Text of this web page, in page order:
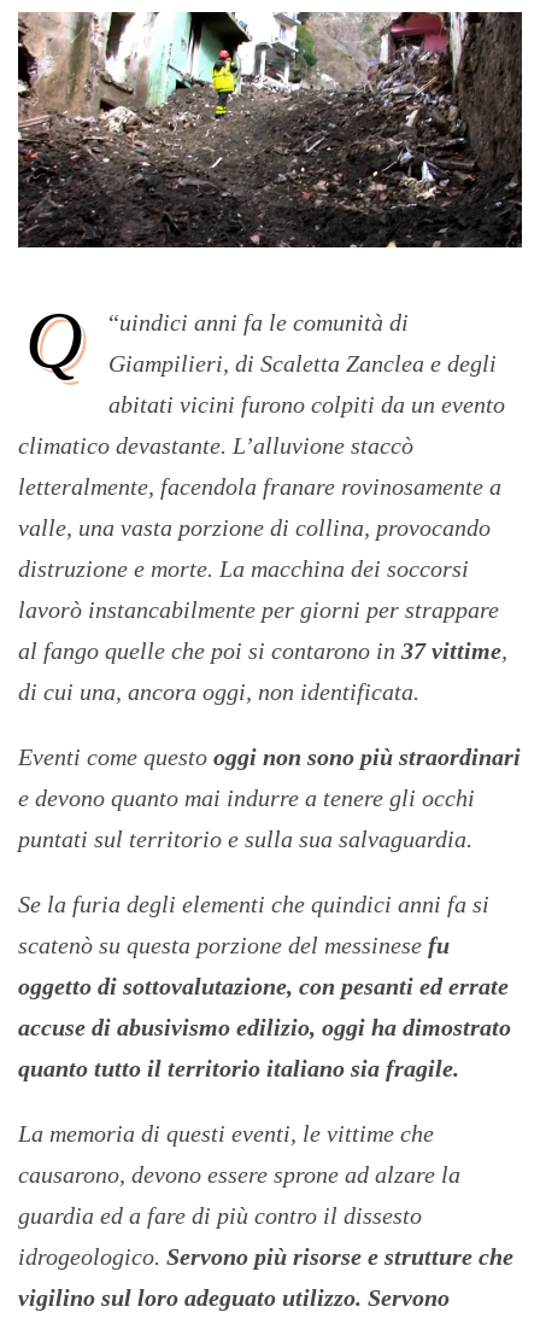
“
Q
uindici anni fa le comunità di
Giampilieri, di Scaletta Zanclea e degli
abitati vicini furono colpiti da un evento
climatico devastante. L’alluvione staccò
letteralmente, facendola franare rovinosamente a
valle, una vasta porzione di collina, provocando
distruzione e morte. La macchina dei soccorsi
lavorò instancabilmente per giorni per strappare
al fango quelle che poi si contarono in 37 vittime,
di cui una, ancora oggi, non identificata.
Eventi come questo oggi non sono più straordinari
e devono quanto mai indurre a tenere gli occhi
puntati sul territorio e sulla sua salvaguardia.
Se la furia degli elementi che quindici anni fa si
scatenò su questa porzione del messinese fu
oggetto di sottovalutazione, con pesanti ed errate
accuse di abusivismo edilizio, oggi ha dimostrato
quanto tutto il territorio italiano sia fragile.
La memoria di questi eventi, le vittime che
causarono, devono essere sprone ad alzare la
guardia ed a fare di più contro il dissesto
idrogeologico. Servono più risorse e strutture che
vigilino sul loro adeguato utilizzo. Servono